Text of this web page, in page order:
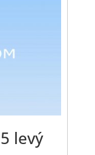
levý